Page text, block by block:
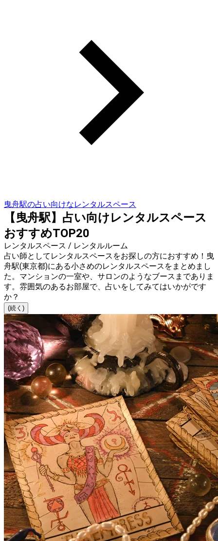
曳舟駅の占い向けなレンタルスペース
【曳舟駅】占い向けレンタルスペース
おすすめTOP20
レンタルスペース / レンタルルーム
占い師としてレンタルスペースをお探しの方におすすめ！曳
舟駅(東京都)にある小さめのレンタルスペースをまとめまし
た。マンションの一室や、サロンのようなブースまでありま
す。雰囲気のあるお部屋で、占いをしてみてはいかがです
か？
(続く)